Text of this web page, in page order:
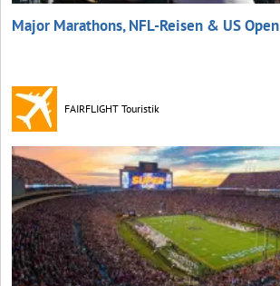
Major Marathons, NFL-Reisen & US Open
FAIRFLIGHT Touristik